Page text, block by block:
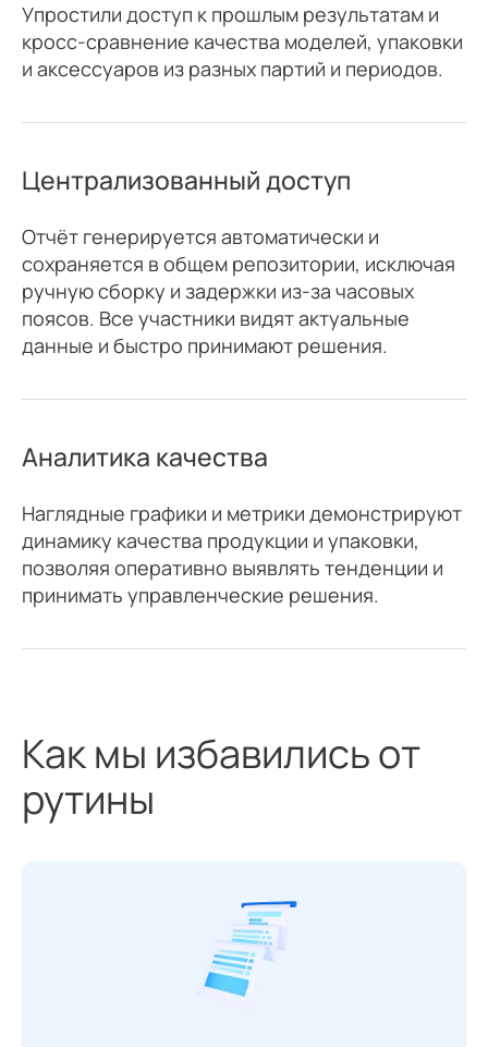
Упростили доступ к прошлым результатам и
кросс-сравнение качества моделей, упаковки
и аксессуаров из разных партий и периодов.
Централизованный доступ
Отчёт генерируется автоматически и
сохраняется в общем репозитории, исключая
ручную сборку и задержки из-за часовых
поясов. Все участники видят актуальные
данные и быстро принимают решения.
Аналитика качества
Наглядные графики и метрики демонстрируют
динамику качества продукции и упаковки,
позволяя оперативно выявлять тенденции и
принимать управленческие решения.
Как мы избавились от
рутины